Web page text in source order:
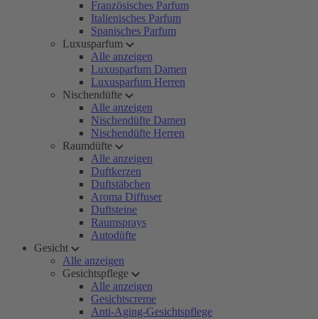
Französisches Parfum
Italienisches Parfum
Spanisches Parfum
Luxusparfum
Alle anzeigen
Luxusparfum Damen
Luxusparfum Herren
Nischendüfte
Alle anzeigen
Nischendüfte Damen
Nischendüfte Herren
Raumdüfte
Alle anzeigen
Duftkerzen
Duftstäbchen
Aroma Diffuser
Duftsteine
Raumsprays
Autodüfte
Gesicht
Alle anzeigen
Gesichtspflege
Alle anzeigen
Gesichtscreme
Anti-Aging-Gesichtspflege